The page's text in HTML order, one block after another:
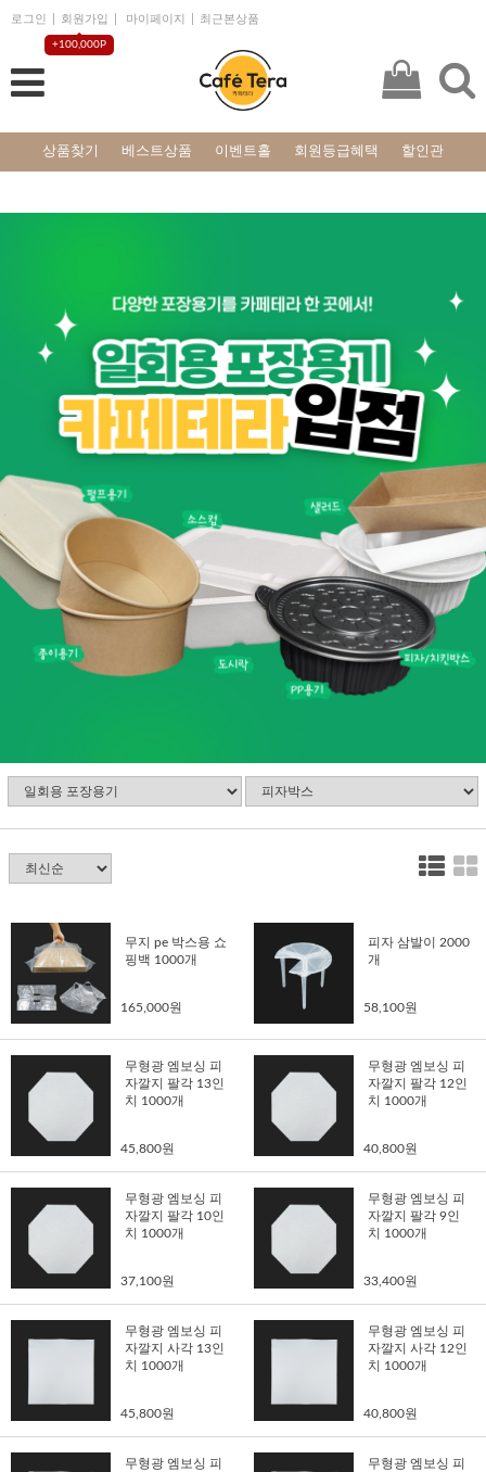
로그인 회원가입
+100,000P
마이페이지 최근본상품
상품찾기 베스트상품 이벤트홀 회원등급혜택 할인관
무지 pe 박스용 쇼
핑백 1000개
165,000원
피자 삼발이 2000
개
58,100원
무형광 엠보싱 피
자깔지 팔각 13인
치 1000개
45,800원
무형광 엠보싱 피
자깔지 팔각 12인
치 1000개
40,800원
무형광 엠보싱 피
자깔지 팔각 10인
치 1000개
37,100원
무형광 엠보싱 피
자깔지 팔각 9인
치 1000개
33,400원
무형광 엠보싱 피
자깔지 사각 13인
치 1000개
45,800원
무형광 엠보싱 피
자깔지 사각 12인
치 1000개
40,800원
무형광 엠보싱 피
무형광 엠보싱 피